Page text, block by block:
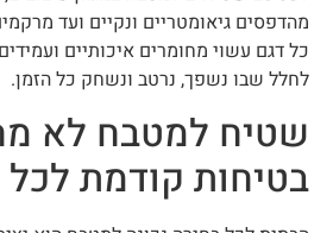
מהדפסים גיאומטריים ונקיים ועד
כל דגם עשוי מחומרים איכותיים
לחלל שבו נשפך, נרטב ונשחק כל הזמן.
שטיח למטבח לא
בטיחות קודמת לכל